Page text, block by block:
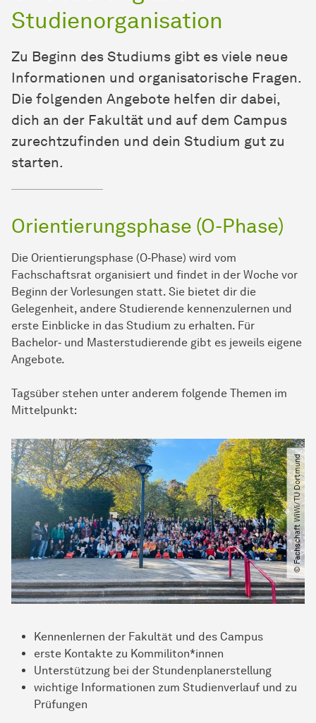
Studienorganisation
Zu Beginn des Studiums gibt es viele neue
Informationen und organisatorische Fragen.
Die folgenden Angebote helfen dir dabei,
dich an der Fakultät und auf dem Campus
zurechtzufinden und dein Studium gut zu
starten.
Orientierungsphase (O-Phase)
Die Orientierungsphase (O‑Phase) wird vom
Fachschaftsrat organisiert und findet in der Woche vor
Beginn der Vorlesungen statt. Sie bietet dir die
Gelegenheit, andere Studierende kennenzulernen und
erste Einblicke in das Studium zu erhalten. Für
Bachelor‑ und Master­studierende gibt es jeweils eigene
Angebote.
Tagsüber stehen unter anderem folgende Themen im
Mittelpunkt:
Kennenlernen der Fakultät und des Campus
erste Kontakte zu Kommiliton*innen
Unterstützung bei der Stundenplanerstellung
wichtige Informationen zum Studienverlauf und zu
Prüfungen
© Fachschaft WiWi​/​TU Dortmund